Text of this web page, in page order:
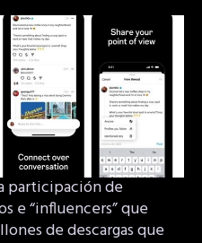
participación de
e “influencers” que
de descargas que